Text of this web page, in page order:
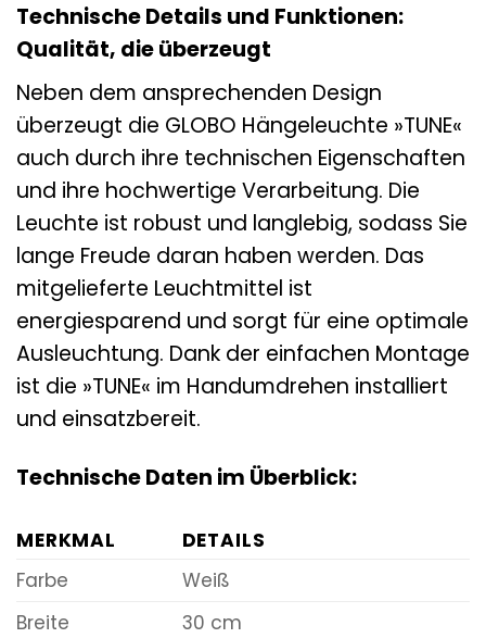
Technische Details und Funktionen:
Qualität, die überzeugt
Neben dem ansprechenden Design
überzeugt die GLOBO Hängeleuchte »TUNE«
auch durch ihre technischen Eigenschaften
und ihre hochwertige Verarbeitung. Die
Leuchte ist robust und langlebig, sodass Sie
lange Freude daran haben werden. Das
mitgelieferte Leuchtmittel ist
energiesparend und sorgt für eine optimale
Ausleuchtung. Dank der einfachen Montage
ist die »TUNE« im Handumdrehen installiert
und einsatzbereit.
Technische Daten im Überblick:
MERKMAL
DETAILS
Farbe
Weiß
Breite
30 cm